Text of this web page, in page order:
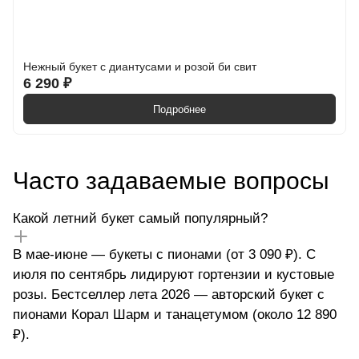
Нежный букет с диантусами и розой би свит
6 290 ₽
Подробнее
Часто задаваемые вопросы
Какой летний букет самый популярный?
В мае-июне — букеты с пионами (от 3 090 ₽). С
июля по сентябрь лидируют гортензии и кустовые
розы. Бестселлер лета 2026 — авторский букет с
пионами Корал Шарм и танацетумом (около 12 890
₽).